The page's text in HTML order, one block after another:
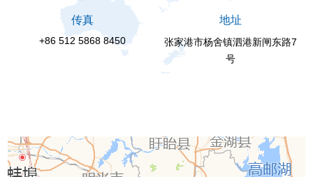
传真
+86 512 5868 8450
地址
张家港市杨舍镇泗港新闸东路7
号